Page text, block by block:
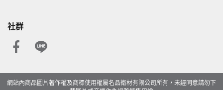
社群
網站內商品圖片著作權及商標使用權屬名品衛材有限公司所有，未經同意請勿下